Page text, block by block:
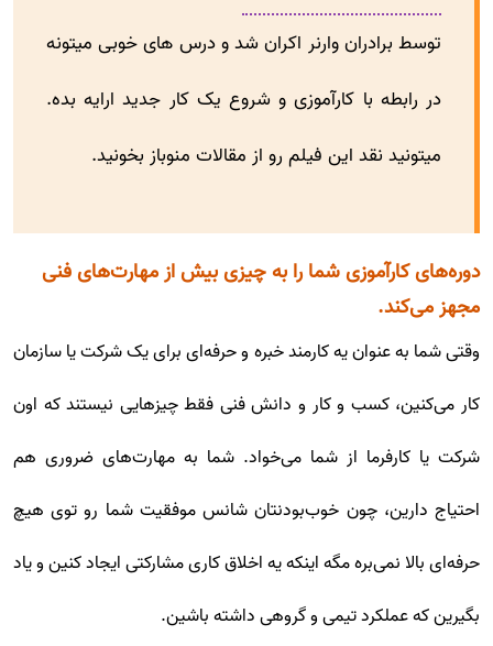
توسط برادران وارنر اکران شد و درس های خوبی میتونه
در رابطه با کارآموزی و شروع یک کار جدید ارایه بده.
میتونید نقد این فیلم رو از مقالات منوباز بخونید.
دوره‌های کارآموزی شما را به چیزی بیش از مهارت‌های فنی
مجهز می‌کند.
وقتی شما به عنوان یه کارمند خبره و حرفه‌ای برای یک شرکت یا سازمان
کار می‌کنین، کسب و کار و دانش فنی فقط چیزهایی نیستند که اون
شرکت یا کارفرما از شما می‌خواد. شما به مهارت‌های ضروری هم
احتیاج دارین، چون خوب‌بودنتان شانس موفقیت شما رو توی هیچ
حرفه‌ای بالا نمی‌بره مگه اینکه یه اخلاق کاری مشارکتی ایجاد کنین و یاد
بگیرین که عملکرد تیمی و گروهی داشته باشین.